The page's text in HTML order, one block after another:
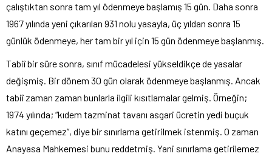
çalıştıktan sonra tam yıl ödenmeye başlamış 15 gün. Daha sonra
1967 yılında yeni çıkarılan 931 nolu yasayla, üç yıldan sonra 15
günlük ödenmeye, her tam bir yıl için 15 gün ödenmeye başlanmış.
Tabiî bir süre sonra, sınıf mücadelesi yükseldikçe de yasalar
değişmiş. Bir dönem 30 gün olarak ödenmeye başlanmış. Ancak
tabiî zaman zaman bunlarla ilgili kısıtlamalar gelmiş. Örneğin;
1974 yılında; “kıdem tazminat tavanı asgari ücretin yedi buçuk
katını geçemez”, diye bir sınırlama getirilmek istenmiş. O zaman
Anayasa Mahkemesi bunu reddetmiş. Yani sınırlama getirilemez